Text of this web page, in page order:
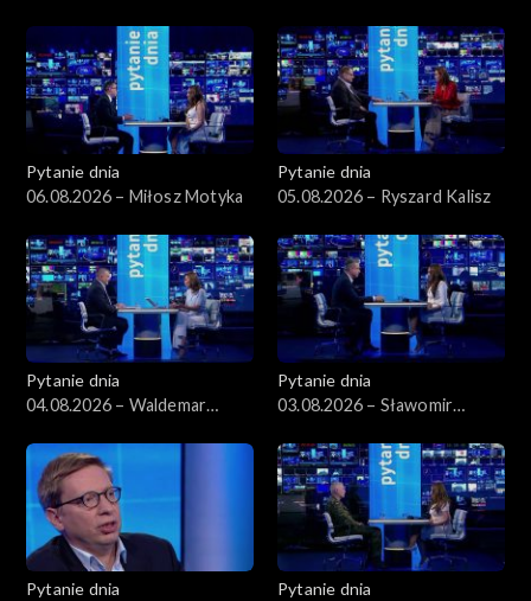
Pytanie dnia
06.08.2026 – Miłosz Motyka
Pytanie dnia
05.08.2026 – Ryszard Kalisz
Pytanie dnia
04.08.2026 – Waldemar
Pytanie dnia
03.08.2026 – Sławomir
Pytanie dnia
Pytanie dnia